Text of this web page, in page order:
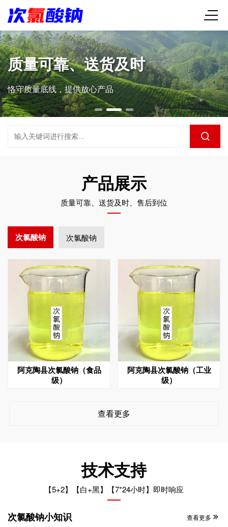
质量可靠、送货及时
恪守质量底线，提供放心产品
产品展示
质量可靠、送货及时、售后到位
次氯酸钠 次氯酸钠
阿克陶县次氯酸钠（食品
级）
阿克陶县次氯酸钠（工业
级）
查看更多
技术支持
【5+2】【白+黑】【7*24小时】即时响应
次氯酸钠小知识 查看更多